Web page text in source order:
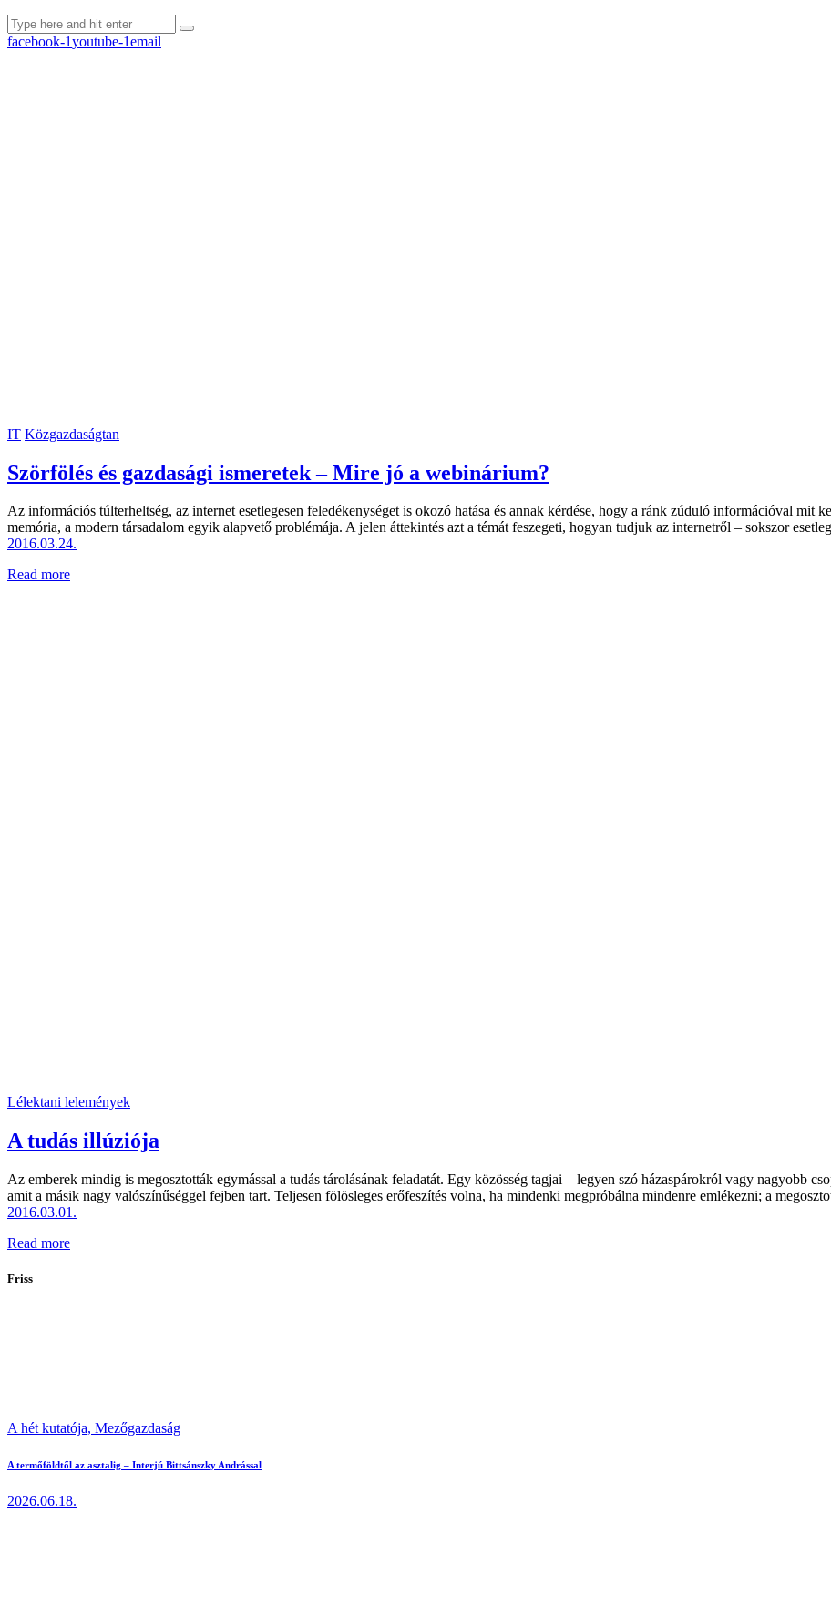
facebook-1youtube-1email
IT Közgazdaságtan
Szörfölés és gazdasági ismeretek – Mire jó a webinárium?
Az információs túlterheltség, az internet esetlegesen feledékenységet is okozó hatása és annak kérdése, hogy a ránk zúduló információval mit
memória, a modern társadalom egyik alapvető problémája. A jelen áttekintés azt a témát feszegeti, hogyan tudjuk az internetről – sokszor
2016.03.24.
Read more
Lélektani lelemények
A tudás illúziója
Az emberek mindig is megosztották egymással a tudás tárolásának feladatát. Egy közösség tagjai – legyen szó házaspárokról vagy nagyobb
amit a másik nagy valószínűséggel fejben tart. Teljesen fölösleges erőfeszítés volna, ha mindenki megpróbálna mindenre emlékezni; a
2016.03.01.
Read more
Friss
A hét kutatója, Mezőgazdaság
A termőföldtől az asztalig – Interjú Bittsánszky Andrással
2026.06.18.